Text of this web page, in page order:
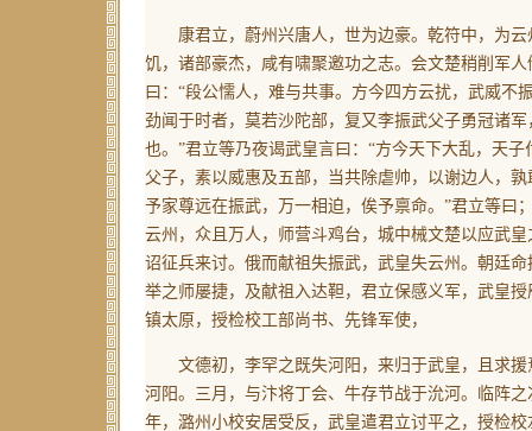
康君立，蔚州兴唐人，世为边豪。乾符中，为云
饥，诸部豪杰，咸有啸聚邀功之志。会文楚稍削军
曰：“段公懦人，难与共事。方今四方云扰，武威
劲闻于时者，莫若沙陀部，复又李振武父子勇冠诸
也。”君立等乃夜谒武皇言曰：“方今天下大乱，天
父子，素以威惠及五部，当共除虐帅，以谢边人，
予家尊远在振武，万一相迫，俟予禀命。”君立等曰
云州，众且万人，师营斗鸡台，城中械文楚以应武
诏征兵来讨。俄而献祖失振武，武皇失云州。朝廷
举之师屡捷，及献祖入达靼，君立保感义军，武皇
镇太原，授检校工部尚书、先锋军使，
文德初，李罕之既失河阳，来归于武皇，且求援
河阳。三月，与汴将丁会、牛存节战于沇河。临阵
年，潞州小校安居受反，武皇遣君立讨平之，授检